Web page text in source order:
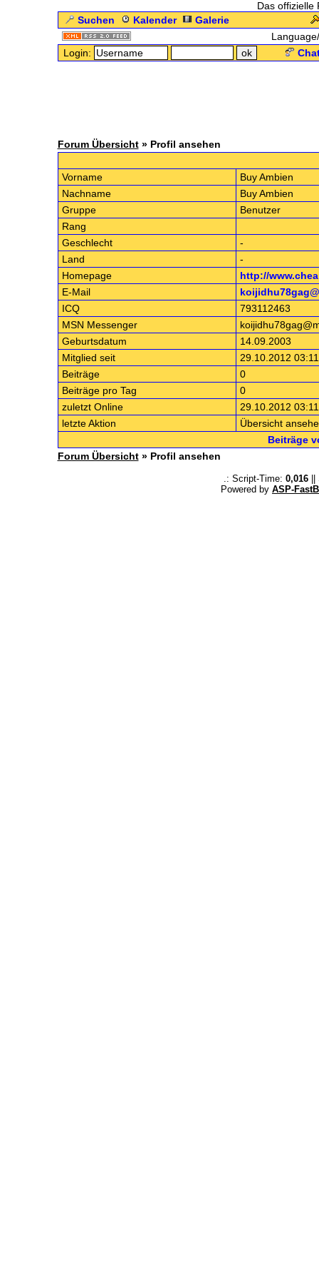
Das offizielle
Suchen
Kalender
Galerie
Login:
Forum Übersicht» Profil ansehen
Vorname
Buy Ambien
Nachname
Buy Ambien
Gruppe
Benutzer
Rang
Geschlecht
-
Land
-
Homepage
http://
E-Mail
ICQ
793112463
MSN Messenger
Geburtsdatum
14.09.2003
Mitglied seit
29.10.2012
Beiträge
0
Beiträge pro Tag
0
zuletzt Online
29.10.2012
letzte Aktion
Übersicht
Beiträge
Forum Übersicht» Profil ansehen
.: Script-Time: 0,016
Powered by ASP-